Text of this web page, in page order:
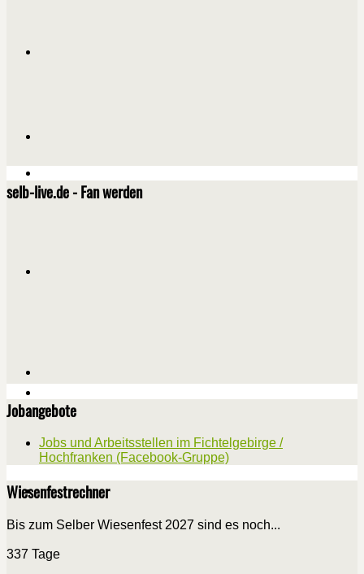
selb-live.de - Fan werden
Jobangebote
Jobs und Arbeitsstellen im Fichtelgebirge /
Hochfranken (Facebook-Gruppe)
Wiesenfestrechner
Bis zum Selber Wiesenfest 2027 sind es noch...
337 Tage